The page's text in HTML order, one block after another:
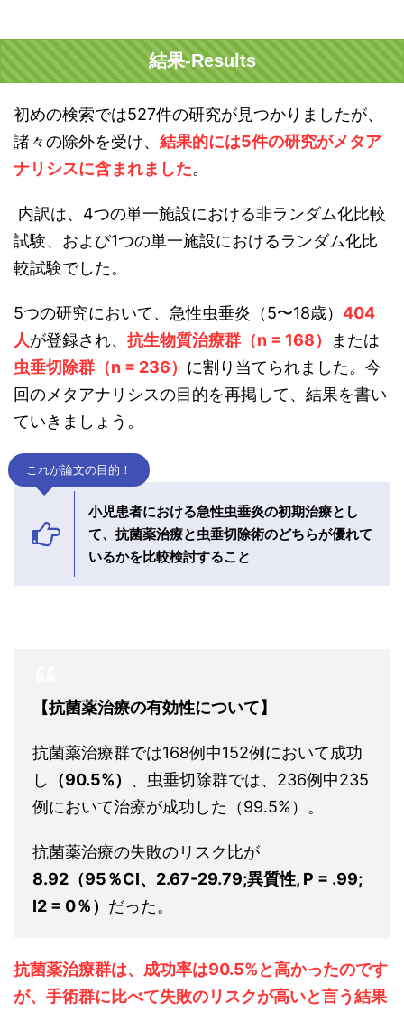
結果-Results
初めの検索では527件の研究が見つかりましたが、
諸々の除外を受け、 結果的には5件の研究がメタア
ナリシスに含まれました。
内訳は、4つの単一施設における非ランダム化比較
試験、および1つの単一施設におけるランダム化比
較試験でした。
5つの研究において、急性虫垂炎（5〜18歳） 404
人が登録され、 抗生物質治療群（n = 168）
または
虫垂切除群（n = 236） に割り当てられました。今
回のメタアナリシスの目的を再掲して、結果を書い
ていきましょう。
これが論文の目的！
小児患者における急性虫垂炎の初期治療とし
て、抗菌薬治療と虫垂切除術のどちらが優れて
いるかを比較検討すること
【抗菌薬治療の有効性について】
抗菌薬治療群では168例中152例において成功
し
（90.5%） 、虫垂切除群では、236例中235
例において治療が成功した（99.5%）。
抗菌薬治療の失敗のリスク比が
8.92（95％CI、2.67-29.79;異質性, P = .99;
I2 = 0％） だった。
抗菌薬治療群は、成功率は90.5%と高かったのです
が、手術群に比べて失敗のリスクが高いと言う結果